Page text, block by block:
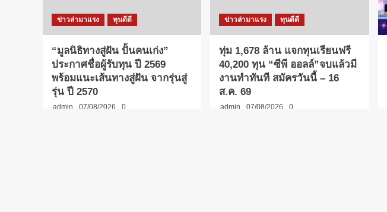
ข่าวล่ามาแรง ทุนดีดี
“มูลนิธิทางสู่ฝัน ปั้นคนเก่ง”
ประกาศชื่อผู้รับทุน ปี 2569
พร้อมแนะเส้นทางสู่ฝัน จากรุ่นสู่
รุ่น ปี 2570
admin 07/08/2026 0
ข่าวล่ามาแรง ทุนดีดี
ทุ่ม 1,678 ล้าน แจกทุนเรียนฟรี
40,200 ทุน “ซีพี ออลล์”จบแล้วมี
งานทำทันที สมัครวันนี้ – 16
ส.ค. 69
admin 07/08/2026 0